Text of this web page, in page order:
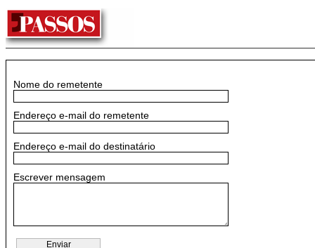
Nome do remetente
Endereço e-mail do remetente
Endereço e-mail do destinatário
Escrever mensagem